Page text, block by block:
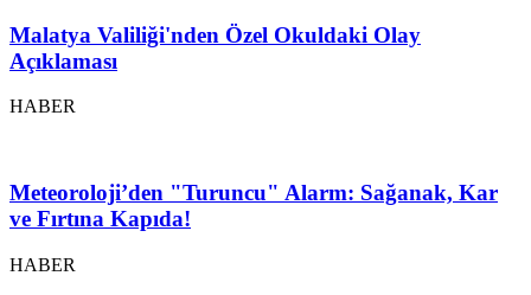
Malatya Valiliği'nden Özel Okuldaki Olay
Açıklaması
HABER
Meteoroloji’den "Turuncu" Alarm: Sağanak, Kar
ve Fırtına Kapıda!
HABER